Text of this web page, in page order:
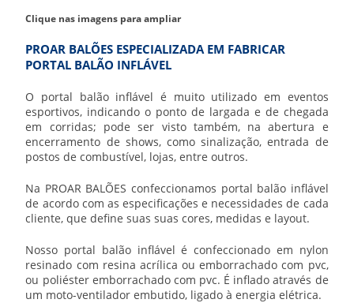
Clique nas imagens para ampliar
PROAR BALÕES ESPECIALIZADA EM FABRICAR
PORTAL BALÃO INFLÁVEL
O portal balão inflável é muito utilizado em eventos
esportivos, indicando o ponto de largada e de chegada
em corridas; pode ser visto também, na abertura e
encerramento de shows, como sinalização, entrada de
postos de combustível, lojas, entre outros.
Na PROAR BALÕES confeccionamos portal balão inflável
de acordo com as especificações e necessidades de cada
cliente, que define suas suas cores, medidas e layout.
Nosso portal balão inflável é confeccionado em nylon
resinado com resina acrílica ou emborrachado com pvc,
ou poliéster emborrachado com pvc. É inflado através de
um moto-ventilador embutido, ligado à energia elétrica.